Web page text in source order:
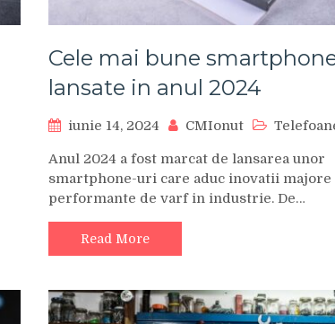
Cele mai bune
lansate in anul 2024
iunie 14, 2024 CMIonut
Anul 2024 a fost marcat de lansarea unor
smartphone-uri care aduc inovatii majore
performante de varf in industrie. De…
Read More